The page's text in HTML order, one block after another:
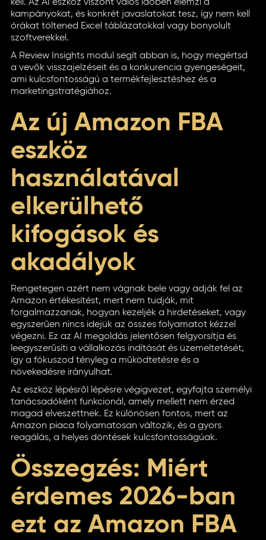
kell. Az AI eszköz viszont valós időben elemzi a
kampányokat, és konkrét javaslatokat tesz, így nem kell
órákat töltened Excel táblázatokkal vagy bonyolult
szoftverekkel.
A Review Insights modul segít abban is, hogy megértsd
a vevők visszajelzéseit és a konkurencia gyengeségeit,
ami kulcsfontosságú a termékfejlesztéshez és a
marketingstratégiához.
Az új Amazon FBA
eszköz
használatával
elkerülhető
kifogások és
akadályok
Rengetegen azért nem vágnak bele vagy adják fel az
Amazon értékesítést, mert nem tudják, mit
forgalmazzanak, hogyan kezeljék a hirdetéseket, vagy
egyszerűen nincs idejük az összes folyamatot kézzel
végezni. Ez az AI megoldás jelentősen felgyorsítja és
leegyszerűsíti a vállalkozás indítását és üzemeltetését,
így a fókuszod tényleg a működtetésre és a
növekedésre irányulhat.
Az eszköz lépésről lépésre végigvezet, egyfajta személyi
tanácsadóként funkcionál, amely mellett nem érzed
magad elveszettnek. Ez különösen fontos, mert az
Amazon piaca folyamatosan változik, és a gyors
reagálás, a helyes döntések kulcsfontosságúak.
Összegzés: Miért
érdemes 2026-ban
ezt az Amazon FBA